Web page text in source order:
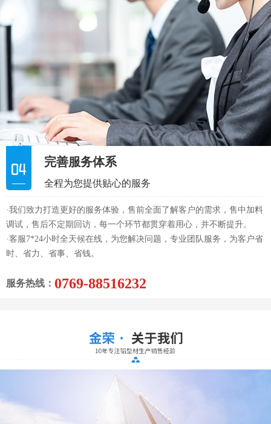
完善服务体系
全程为您提供贴心的服务
·我们致力打造更好的服务体验，售前全面了解客户的需求，售中加料
调试，售后不定期回访，每一个环节都贯穿着用心，并不断提升。
·客服7*24小时全天候在线，为您解决问题，专业团队服务，为客户省
时、省力、省事、省钱。
服务热线： 0769-88516232